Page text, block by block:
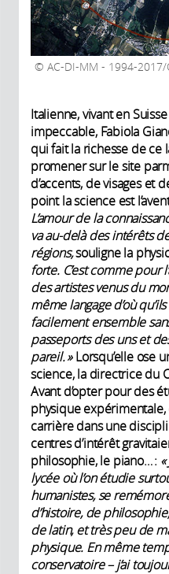
AC-DI-MM - 1994-2017/
Italienne, vivant en
impeccable, Fabiola
qui fait la richesse de ce
promener sur le site
d’accents, de visages et
point la science est
L’amour de la
va au-delà des intérêts
régions,souligne la
forte. C’est comme pour
des artistes venus du
même langage d’où
facilement ensemble
passeports des uns et
pareil. »Lorsqu’elle ose
science, la directrice du
Avant d’opter pour des
physique
carrière dans une
centres d’intérêt
philosophie, le piano… :
lycée où l’on étudie
humanistes, se
d’histoire, de
de latin, et très peu de
physique. En même
conservatoire – j’ai